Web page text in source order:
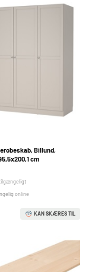
Billund,
cm
online
KAN SKÆRES TIL